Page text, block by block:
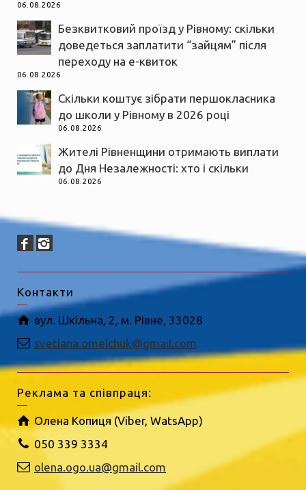
06.08.2026
Безквитковий проїзд у Рівному: скільки
доведеться заплатити “зайцям” після
переходу на е-квиток
06.08.2026
Скільки коштує зібрати першокласника
до школи у Рівному в 2026 році
06.08.2026
Жителі Рівненщини отримають виплати
до Дня Незалежності: хто і скільки
06.08.2026
Контакти
вул. Шкільна, 2, м. Рівне, 33028
svetlana.omelchuk@gmail.com
Реклама та співпраця:
Олена Копиця (Viber, WatsApp)
050 339 3334
olena.ogo.ua@gmail.com